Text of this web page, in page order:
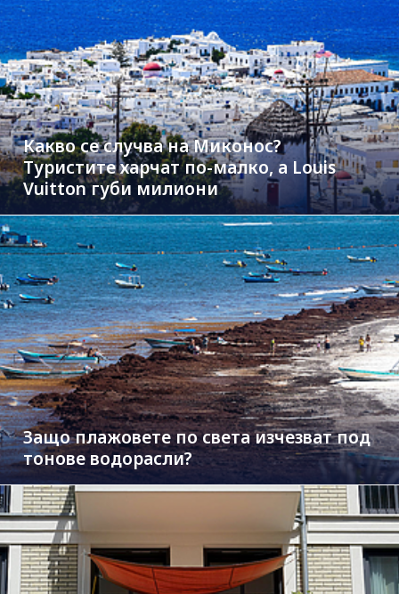
Какво се случва на Миконос?
Туристите харчат по-малко, а Louis
Vuitton губи милиони
Защо плажовете по света изчезват под
тонове водорасли?